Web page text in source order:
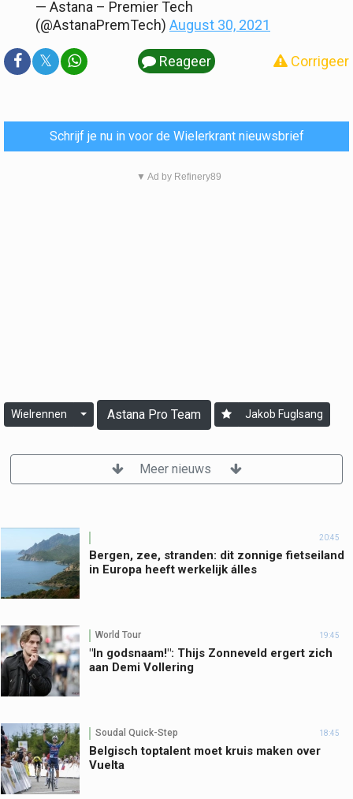
— Astana – Premier Tech
(@AstanaPremTech) August 30, 2021
𝕏 Reageer Corrigeer
Schrijf je nu in voor de Wielerkrant nieuwsbrief
▼ Ad by Refinery89
Wielrennen Astana Pro Team Jakob Fuglsang
Meer nieuws
20:45
Bergen, zee, stranden: dit zonnige fietseiland
in Europa heeft werkelijk álles
World Tour 19:45
"In godsnaam!": Thijs Zonneveld ergert zich
aan Demi Vollering
Soudal Quick-Step 18:45
Belgisch toptalent moet kruis maken over
Vuelta